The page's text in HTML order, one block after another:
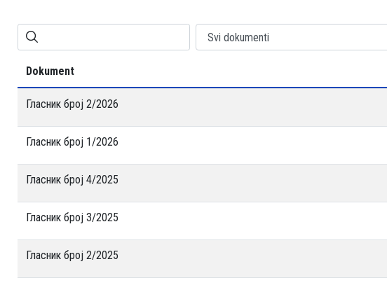
Dokument
Гласник број 2/2026
Гласник број 1/2026
Гласник број 4/2025
Гласник број 3/2025
Гласник број 2/2025